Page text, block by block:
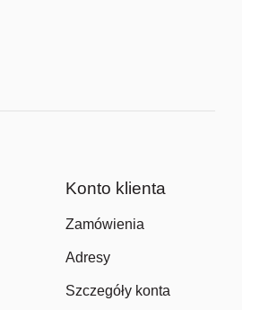
Konto klienta
Zamówienia
Adresy
Szczegóły konta